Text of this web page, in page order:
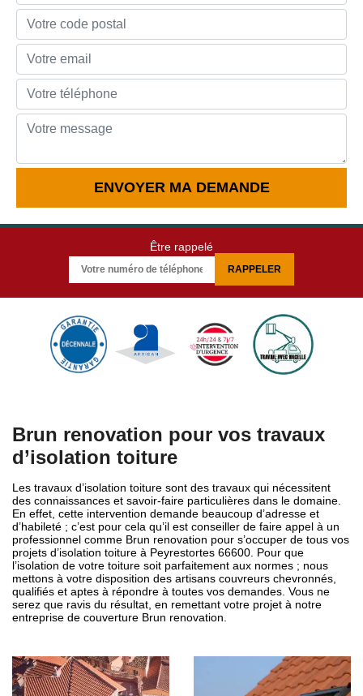
Être rappelé
Brun renovation pour vos travaux
d’isolation toiture
Les travaux d’isolation toiture sont des travaux qui nécessitent
des connaissances et savoir-faire particulières dans le domaine.
En effet, cette intervention demande beaucoup d’adresse et
d’habileté ; c’est pour cela qu’il est conseiller de faire appel à un
professionnel comme Brun renovation pour s’occuper de tous vos
projets d’isolation toiture à Peyrestortes 66600. Pour que
l’isolation de votre toiture soit parfaitement aux normes ; nous
mettons à votre disposition des artisans couvreurs chevronnés,
qualifiés et aptes à répondre à toutes vos demandes. Vous ne
serez que ravis du résultat, en remettant votre projet à notre
entreprise de couverture Brun renovation.